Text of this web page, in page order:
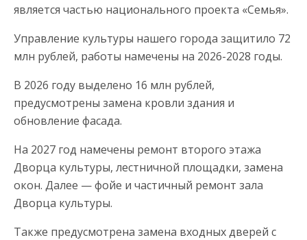
является частью национального проекта «Семья».
Управление культуры нашего города защитило 72
млн рублей, работы намечены на 2026-2028 годы.
В 2026 году выделено 16 млн рублей,
предусмотрены замена кровли здания и
обновление фасада.
На 2027 год намечены ремонт второго этажа
Дворца культуры, лестничной площадки, замена
окон. Далее — фойе и частичный ремонт зала
Дворца культуры.
Также предусмотрена замена входных дверей с